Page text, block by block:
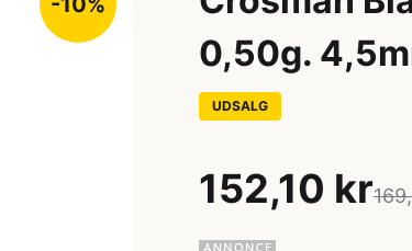
0,50g.
UDSALG
152,10 kr